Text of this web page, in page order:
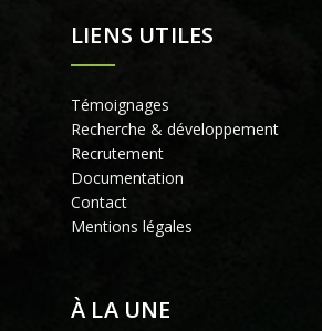
LIENS UTILES
Témoignages
Recherche & développement
Recrutement
Documentation
Contact
Mentions légales
À LA UNE